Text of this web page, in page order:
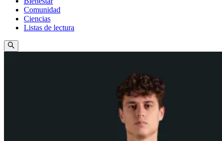
Comunidad
Ciencias
Listas de lectura